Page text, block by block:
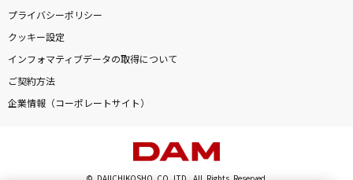
プライバシーポリシー
クッキー設定
インフォマティブデータの取得について
ご契約方法
企業情報（コーポレートサイト）
© DAIICHIKOSHO CO.,LTD. All Rights Reserved.